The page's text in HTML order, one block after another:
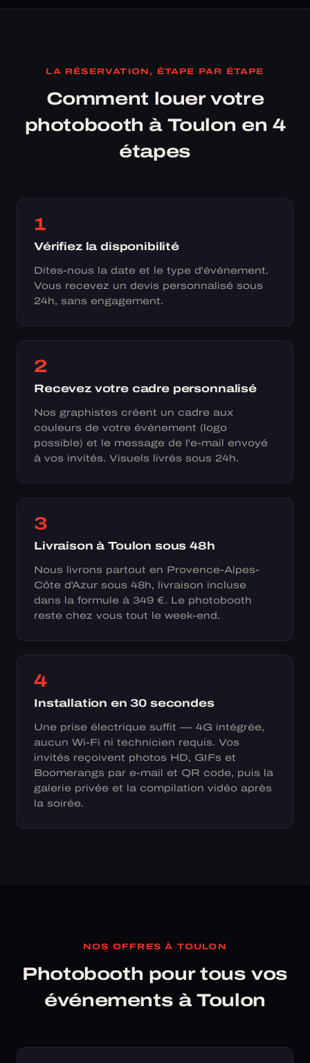
LA RÉSERVATION, ÉTAPE PAR ÉTAPE
Comment louer votre
photobooth à Toulon en 4
étapes
1
Vérifiez la disponibilité
Dites-nous la date et le type d'événement.
Vous recevez un devis personnalisé sous
24h, sans engagement.
2
Recevez votre cadre personnalisé
Nos graphistes créent un cadre aux
couleurs de votre événement (logo
possible) et le message de l'e-mail envoyé
à vos invités. Visuels livrés sous 24h.
3
Livraison à Toulon sous 48h
Nous livrons partout en Provence-Alpes-
Côte d'Azur sous 48h, livraison incluse
dans la formule à 349 €. Le photobooth
reste chez vous tout le week-end.
4
Installation en 30 secondes
Une prise électrique suffit — 4G intégrée,
aucun Wi-Fi ni technicien requis. Vos
invités reçoivent photos HD, GIFs et
Boomerangs par e-mail et QR code, puis la
galerie privée et la compilation vidéo après
la soirée.
NOS OFFRES À TOULON
Photobooth pour tous vos
événements à Toulon